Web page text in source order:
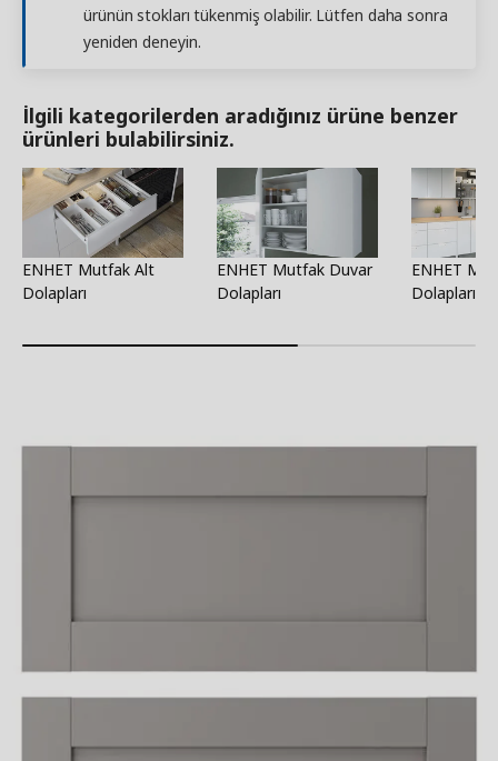
ürünün stokları tükenmiş olabilir. Lütfen daha sonra
yeniden deneyin.
İlgili kategorilerden aradığınız ürüne benzer
ürünleri bulabilirsiniz.
ENHET Mutfak Alt
Dolapları
ENHET Mutfak Duvar
Dolapları
ENHET
Dolapları